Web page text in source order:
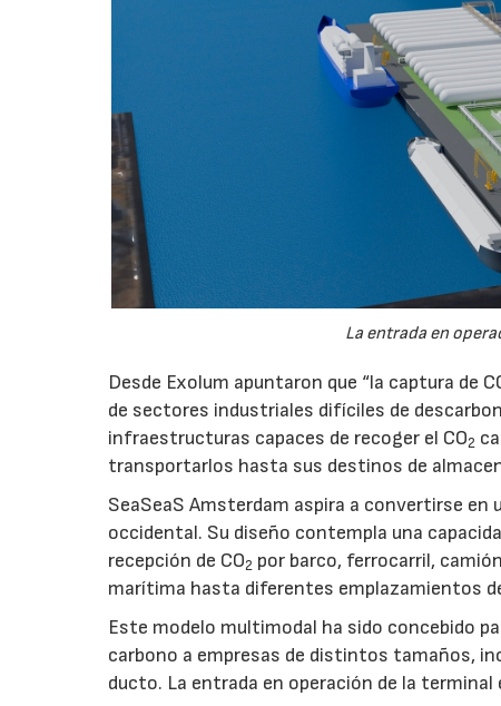
La entrada en
Desde Exolum apuntaron que “la captura de
de sectores industriales difíciles de
infraestructuras capaces de recoger el CO2
transportarlos hasta sus destinos de
SeaSeaS Amsterdam aspira a convertirse en
occidental. Su diseño contempla una
recepción de CO2 por barco, ferrocarril,
marítima hasta diferentes emplazamientos
Este modelo multimodal ha sido concebido
carbono a empresas de distintos tamaños,
ducto. La entrada en operación de la